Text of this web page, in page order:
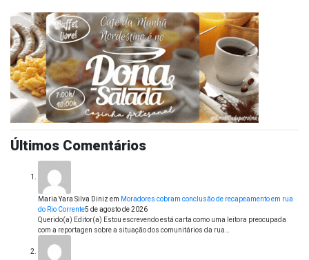
Últimos Comentários
Maria Yara Silva Dinizem Moradores cobram conclusão de recapeamento em rua
do Rio Corrente5 de agosto de 2026
Querido(a) Editor(a) Estou escrevendo está carta como uma leitora preocupada
com a reportagen sobre a situação dos comunitários da rua…